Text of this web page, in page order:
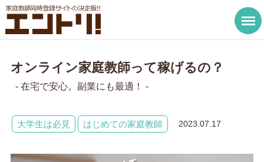
オンライン家庭教師って稼げるの？
- 在宅で安心。副業にも最適！ -
大学生は必見 はじめての家庭教師 2023.07.17